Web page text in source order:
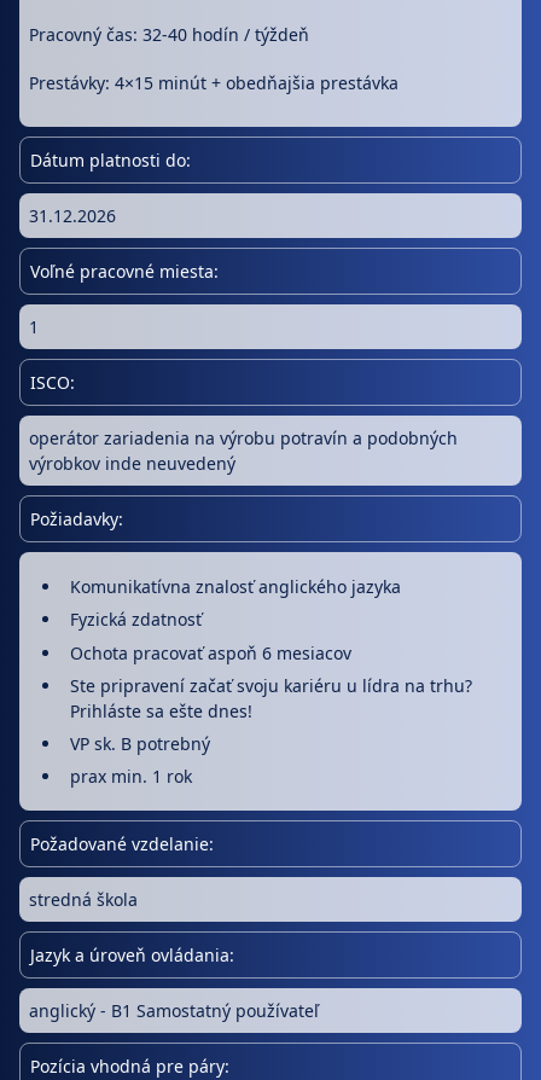
Pracovný čas: 32-40 hodín / týždeň
Prestávky: 4×15 minút + obedňajšia prestávka
Dátum platnosti do:
31.12.2026
Voľné pracovné miesta:
1
ISCO:
operátor zariadenia na výrobu potravín a podobných
výrobkov inde neuvedený
Požiadavky:
Komunikatívna znalosť anglického jazyka
Fyzická zdatnosť
Ochota pracovať aspoň 6 mesiacov
Ste pripravení začať svoju kariéru u lídra na trhu?
Prihláste sa ešte dnes!
VP sk. B potrebný
prax min. 1 rok
Požadované vzdelanie:
stredná škola
Jazyk a úroveň ovládania:
anglický - B1 Samostatný používateľ
Pozícia vhodná pre páry: